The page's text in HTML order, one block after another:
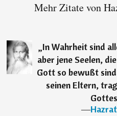
Mehr Zitate von
„In Wahrheit sind
aber jene Seelen,
Gott so bewußt
seinen Eltern,
―